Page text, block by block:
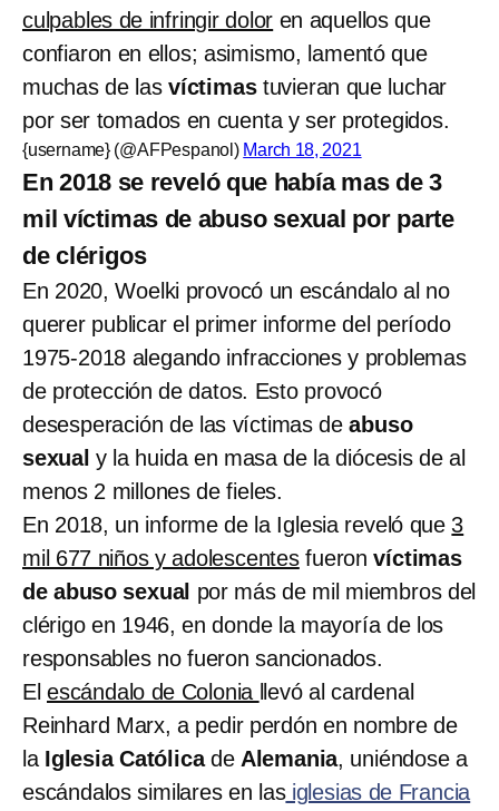
culpables de infringir dolor en aquellos que
confiaron en ellos; asimismo, lamentó que
muchas de lasvíctimastuvieran que luchar
por ser tomados en cuenta y ser protegidos.
{username} (@AFPespanol) March 18, 2021
En 2018 se reveló que había mas de 3
mil víctimas de abuso sexual por parte
de clérigos
En 2020, Woelki provocó un escándalo al no
querer publicar el primer informe del período
1975-2018 alegando infracciones y problemas
de protección de datos. Esto provocó
desesperación de las víctimas deabuso
sexual y la huida en masa de la diócesis de al
menos 2 millones de fieles.
En 2018, un informe de la Iglesia reveló que 3
mil 677 niños y adolescentesfueronvíctimas
de abuso sexual por más de mil miembros del
clérigo en 1946, en donde la mayoría de los
responsables no fueron sancionados.
El escándalo de Colonia llevó al cardenal
Reinhard Marx, a pedir perdón en nombre de
la Iglesia Católicade Alemania, uniéndose a
escándalos similares en lasiglesias de Francia